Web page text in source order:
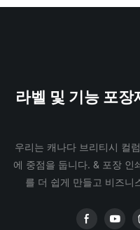
라벨 및 기능 포
우리는 캐나다 브리티시 컬
에 중점을 둡니다. & 포장
를 더 쉽게 만들고 비즈니